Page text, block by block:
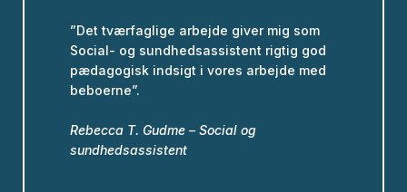
”Det tværfaglige arbejde giver mig som
Social- og sundhedsassistent rigtig god
pædagogisk indsigt i vores arbejde med
beboerne”.
Rebecca T. Gudme – Social og
sundhedsassistent